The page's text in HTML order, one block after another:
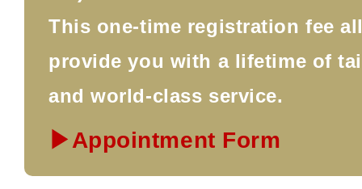
This one-time registration fee
provide you with a lifetime of
and world-class service.
▶Appointment Form